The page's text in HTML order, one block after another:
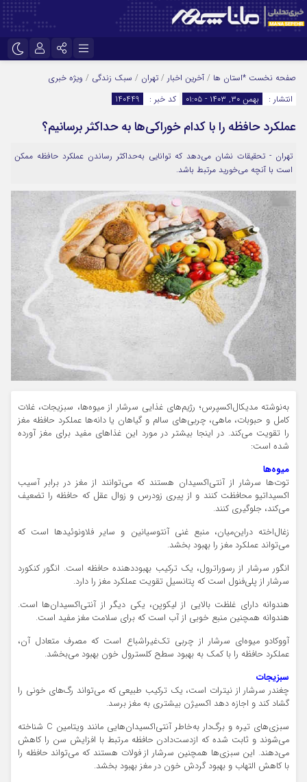
اینستاگرام
تلگرام
سروش
ایتا
آپارات
نام کاربری یا نشانی ایمیل
رمز عبور
صفحه نخست *استان ها / آخرین اخبار / تهران / سبک زندگی / ویژه خبری
انتشار :
بهمن ۳۰, ۱۴۰۳ - ۰۱:۰۵ کد خبر : 140449
عملکرد حافظه را با کدام خوراکی‌ها به حداکثر برسانیم؟
تهران - تحقیقات نشان می‌دهد که توانایی به‌حداکثر رساندن عملکرد حافظه ممکن
است با آنچه می‌خورید مرتبط باشد.
به‌نوشته مدیکال‌اکسپرس؛ رژیم‌های غذایی سرشار از میوه‌ها، سبزیجات، غلات
کامل و حبوبات، ماهی، چربی‌های سالم‌ و گیاهان یا دانه‌ها عملکرد حافظه مغز
را تقویت می‌کند. در اینجا بیشتر در مورد این غذاهای مفید برای مغز آورده
شده است:
میوه‌ها
توت‌ها سرشار از آنتی‌اکسیدان هستند که می‌توانند از مغز در برابر آسیب
اکسیداتیو محافظت کنند و از پیری زودرس و زوال عقل که حافظه را تضعیف
می‌کند، جلوگیری کنند.
زغال‌اخته دراین‌میان، منبع غنی آنتوسیانین و سایر فلاونوئیدها است که
می‌تواند عملکرد مغز را بهبود بخشد.
انگور سرشار از رسوراترول، یک ترکیب بهبوددهنده حافظه است. انگور کنکورد
سرشار از پلی‌فنول است که پتانسیل تقویت عملکرد مغز را دارد.
هندوانه دارای غلظت بالایی از لیکوپن، یکی دیگر از آنتی‌اکسیدان‌ها است.
هندوانه همچنین منبع خوبی از آب است که برای سلامت مغز مفید است.
آووکادو میوه‌ای سرشار از چربی تک‌غیراشباع است که مصرف متعادل آن،
عملکرد حافظه را با کمک به بهبود سطح کلسترول خون بهبود می‌بخشد.
سبزیجات
چغندر سرشار از نیترات است، یک ترکیب طبیعی که می‌تواند رگ‌های خونی را
گشاد کند و اجازه دهد اکسیژن بیشتری به مغز برسد.
سبزی‌های تیره و برگ‌دار به‌خاطر آنتی‌اکسیدان‌هایی مانند ویتامین C شناخته
می‌شوند و ثابت شده که ازدست‌دادن حافظه مرتبط با افزایش سن را کاهش
می‌دهند. این سبزی‌ها همچنین سرشار از فولات هستند که می‌تواند حافظه را
با کاهش التهاب و بهبود گردش خون در مغز بهبود بخشد.